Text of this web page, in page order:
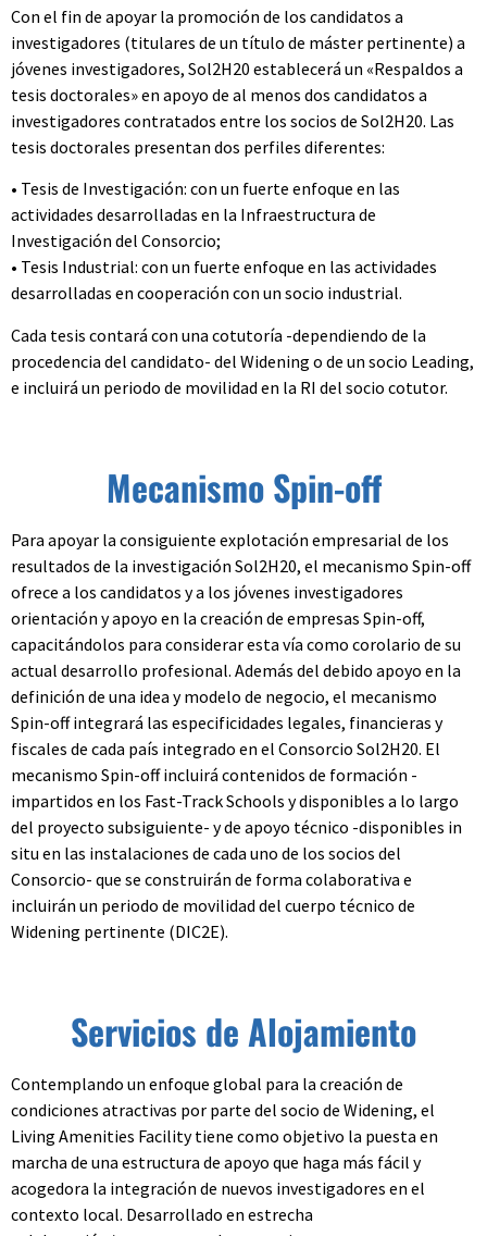
Con el fin de apoyar la promoción de los candidatos a
investigadores (titulares de un título de máster pertinente) a
jóvenes investigadores, Sol2H20 establecerá un «Respaldos a
tesis doctorales» en apoyo de al menos dos candidatos a
investigadores contratados entre los socios de Sol2H20. Las
tesis doctorales presentan dos perfiles diferentes:
• Tesis de Investigación: con un fuerte enfoque en las
actividades desarrolladas en la Infraestructura de
Investigación del Consorcio;
• Tesis Industrial: con un fuerte enfoque en las actividades
desarrolladas en cooperación con un socio industrial.
Cada tesis contará con una cotutoría -dependiendo de la
procedencia del candidato- del Widening o de un socio Leading,
e incluirá un periodo de movilidad en la RI del socio cotutor.
Mecanismo Spin-off
Para apoyar la consiguiente explotación empresarial de los
resultados de la investigación Sol2H20, el mecanismo Spin-off
ofrece a los candidatos y a los jóvenes investigadores
orientación y apoyo en la creación de empresas Spin-off,
capacitándolos para considerar esta vía como corolario de su
actual desarrollo profesional. Además del debido apoyo en la
definición de una idea y modelo de negocio, el mecanismo
Spin-off integrará las especificidades legales, financieras y
fiscales de cada país integrado en el Consorcio Sol2H20. El
mecanismo Spin-off incluirá contenidos de formación -
impartidos en los Fast-Track Schools y disponibles a lo largo
del proyecto subsiguiente- y de apoyo técnico -disponibles in
situ en las instalaciones de cada uno de los socios del
Consorcio- que se construirán de forma colaborativa e
incluirán un periodo de movilidad del cuerpo técnico de
Widening pertinente (DIC2E).
Servicios de Alojamiento
Contemplando un enfoque global para la creación de
condiciones atractivas por parte del socio de Widening, el
Living Amenities Facility tiene como objetivo la puesta en
marcha de una estructura de apoyo que haga más fácil y
acogedora la integración de nuevos investigadores en el
contexto local. Desarrollado en estrecha